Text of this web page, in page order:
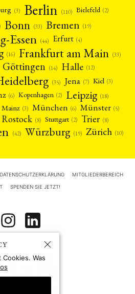
(3) Berlin (110) Bielefeld (2)
Bonn (33) Bremen (19)
Essen (44) Erfurt (4)
(16) Frankfurt am Main (33)
Göttingen (14) Halle (12)
(35) Jena (7) Kiel (3)
(6) Kopenhagen (2) Leipzig (18)
Mainz (3) München (6) Münster (5)
Rostock (8) Stuttgart (2) Trier (8)
(42) Würzburg (19) Zürich (10)
DATENSCHUTZERKLÄRUNG MITGLIEDERBEREICH
SPENDEN SIE JETZT!
Was